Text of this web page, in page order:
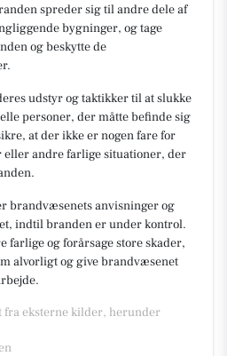
spreder sig til andre dele af
bygninger, og tage
og beskytte de
udstyr og taktikker til at slukke
personer, der måtte befinde sig
at der ikke er nogen fare for
andre farlige situationer, der
brandvæsenets anvisninger og
indtil branden er under kontrol.
farlige og forårsage store skader,
alvorligt og give brandvæsenet
fra eksterne kilder, herunder